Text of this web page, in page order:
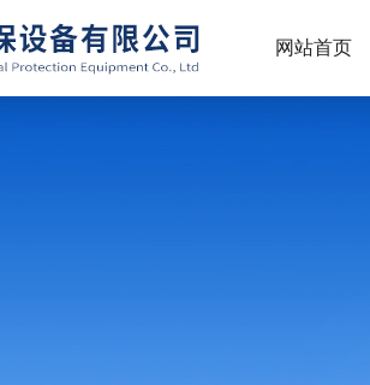
网站首页